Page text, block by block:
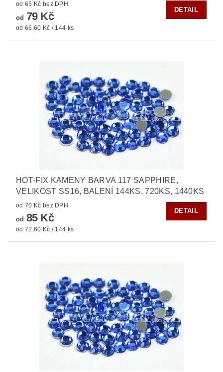
od 65 Kč bez DPH
od 79 Kč
od 66,60 Kč / 144 ks
DETAIL
HOT-FIX KAMENY BARVA 117 SAPPHIRE,
VELIKOST SS16, BALENÍ 144KS, 720KS, 1440KS
od 70 Kč bez DPH
od 85 Kč
od 72,60 Kč / 144 ks
DETAIL